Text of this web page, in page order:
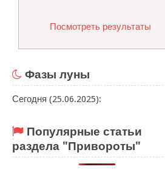
Посмотреть результаты
Фазы луны
Сегодня (25.06.2025):
Популярные статьи
раздела "Привороты"